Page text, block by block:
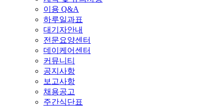
이용 Q&A
하루일과표
대기자안내
전문요양센터
데이케어센터
커뮤니티
공지사항
보고사항
채용공고
주간식단표